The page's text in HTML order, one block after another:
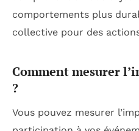
comportements plus
collective pour des
Comment mesurer
?
Vous pouvez mesurer